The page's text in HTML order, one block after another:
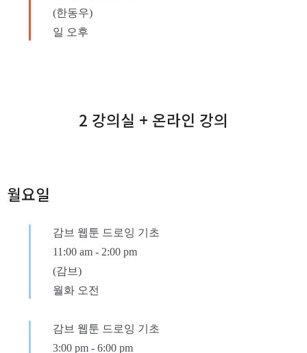
(한동우)
일 오후
2 강의실 + 온라인 강의
월요일
감브 웹툰 드로잉 기초
11:00 am - 2:00 pm
(감브)
월화 오전
감브 웹툰 드로잉 기초
3:00 pm - 6:00 pm